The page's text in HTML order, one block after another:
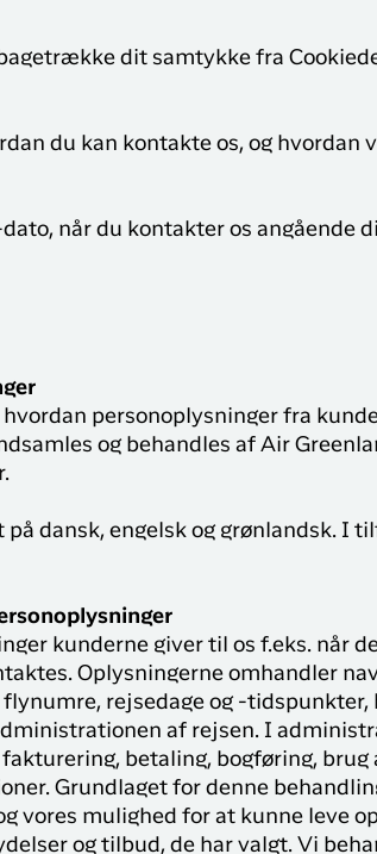
dit samtykke fra
du kan kontakte os, og hvordan
når du kontakter os angående
personoplysninger fra
og behandles af Air
dansk, engelsk og grønlandsk. I
kunderne giver til os f.eks. når
Oplysningerne omhandler
rejsedage og -tidspunkter,
af rejsen. I
betaling, bogføring,
Grundlaget for denne
vores mulighed for at kunne leve
og tilbud, de har valgt. Vi